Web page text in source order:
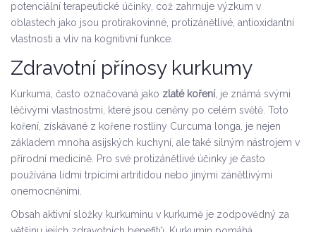
potenciální terapeutické účinky, což zahrnuje výzkum v
oblastech jako jsou protirakovinné, protizánětlivé, antioxidantní
vlastnosti a vliv na kognitivní funkce.
Zdravotní přínosy kurkumy
Kurkuma, často označovaná jako zlaté koření , je známá svými
léčivými vlastnostmi, které jsou ceněny po celém světě. Toto
koření, získávané z kořene rostliny Curcuma longa, je nejen
základem mnoha asijských kuchyní, ale také silným nástrojem v
přírodní medicíně. Pro své protizánětlivé účinky je často
používána lidmi trpícími artritidou nebo jinými zánětlivými
onemocněními.
Obsah aktivní složky kurkuminu v kurkumě je zodpovědný za